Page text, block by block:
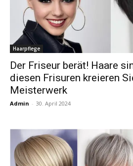
Haarpflege
Der Friseur berät! Haare
diesen Frisuren kreieren
Meisterwerk
Admin - 30. April 2024